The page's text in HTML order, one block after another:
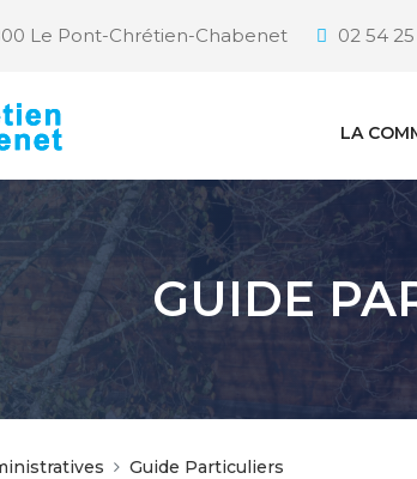
Le Pont-Chrétien-Chabenet 02 54
LA
GUIDE
Guide Particuliers